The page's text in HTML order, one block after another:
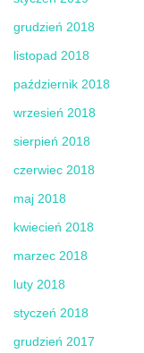
grudzień 2018
listopad 2018
październik 2018
wrzesień 2018
sierpień 2018
czerwiec 2018
maj 2018
kwiecień 2018
marzec 2018
luty 2018
styczeń 2018
grudzień 2017